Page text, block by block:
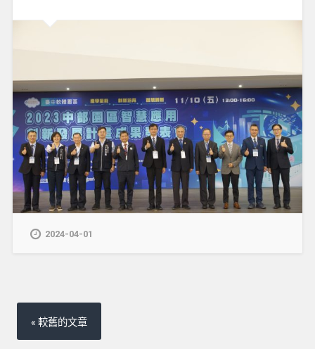
2024-04-01
文
覽
較舊的文章